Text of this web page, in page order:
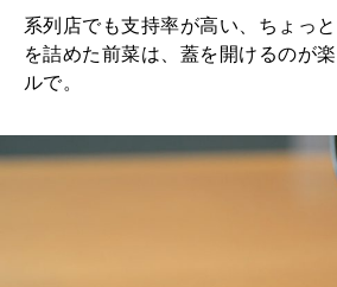
系列店でも支持率が高い、ちょっ
を詰めた前菜は、蓋を開けるのが
ルで。